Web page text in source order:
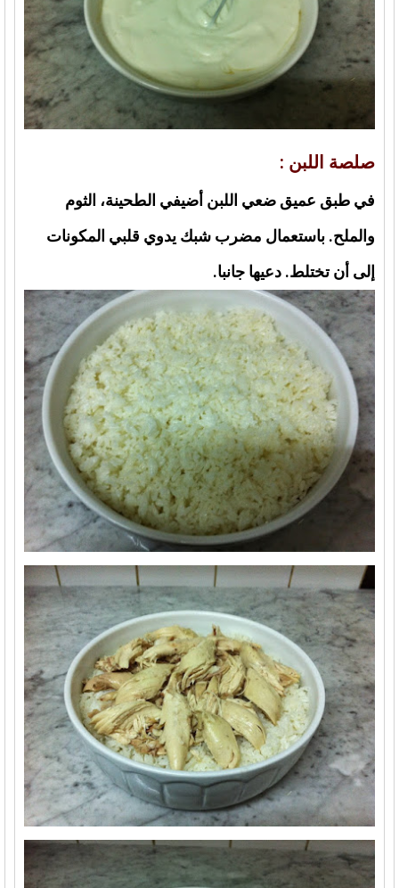
صلصة اللبن :
في طبق عميق ضعي اللبن أضيفي الطحينة، الثوم
والملح. باستعمال مضرب شبك يدوي قلبي المكونات
إلى أن تختلط. دعيها جانبا.